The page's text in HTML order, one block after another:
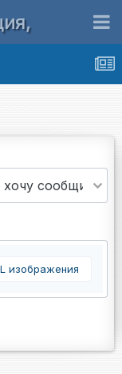
изображения